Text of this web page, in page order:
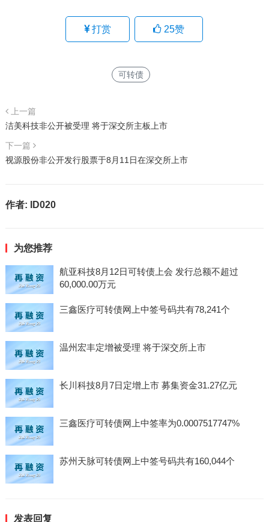
打赏 25赞
可转债
上一篇
洁美科技非公开被受理 将于深交所主板上市
下一篇
视源股份非公开发行股票于8月11日在深交所上市
作者: ID020
为您推荐
航亚科技8月12日可转债上会 发行总额不超过
60,000.00万元
三鑫医疗可转债网上中签号码共有78,241个
温州宏丰定增被受理 将于深交所上市
长川科技8月7日定增上市 募集资金31.27亿元
三鑫医疗可转债网上中签率为0.0007517747%
苏州天脉可转债网上中签号码共有160,044个
发表回复